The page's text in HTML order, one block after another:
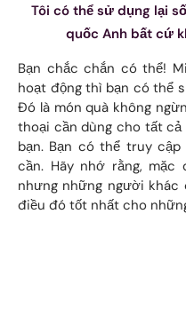
Tôi có thể sử dụng lại
quốc Anh bất cứ
Bạn chắc chắn có thể!
hoạt động thì bạn có thể
Đó là món quà không
thoại cần dùng cho tất
bạn. Bạn có thể truy
cần. Hãy nhớ rằng,
nhưng những người khác
điều đó tốt nhất cho